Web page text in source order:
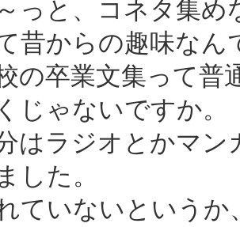
っと、コネタ集
昔からの趣味なん
の卒業文集って普
じゃないですか。
はラジオとかマ
した。
ていないというか